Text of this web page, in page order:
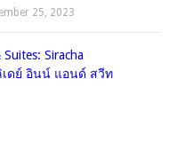
25, 2023
Siracha
เดย์ อินน์ แอนด์ สวีท